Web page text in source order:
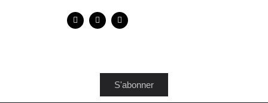
S'abonner